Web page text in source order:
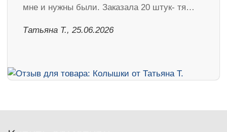
мне и нужны были. Заказала 20 штук- тя…
Татьяна Т., 25.06.2026